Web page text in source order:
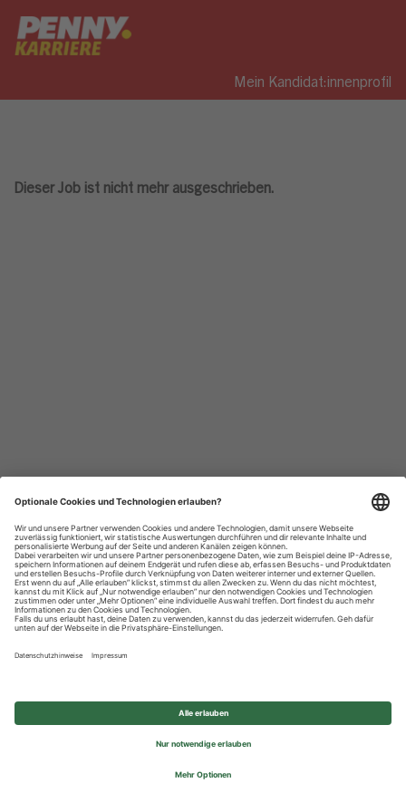
Mein Kandidat:innenprofil
Dieser Job ist nicht mehr ausgeschrieben.
Datenschutzhinweise
Impressum
Privatsphäre-Einstellungen
© 2026 REWE Group - All rights reserved